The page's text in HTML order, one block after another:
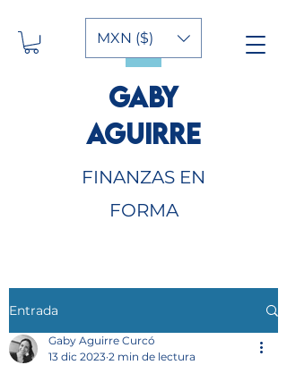
GABY
AGUIRRE
FINANZAS EN
FORMA
MXN ($)
Entrada
Gaby Aguirre Curcó
13 dic 2023 2 min de lectura